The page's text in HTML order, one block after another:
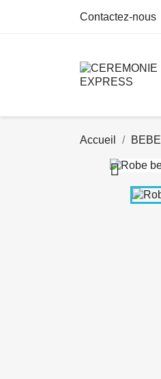
Contactez-nous
Accueil BEBE
